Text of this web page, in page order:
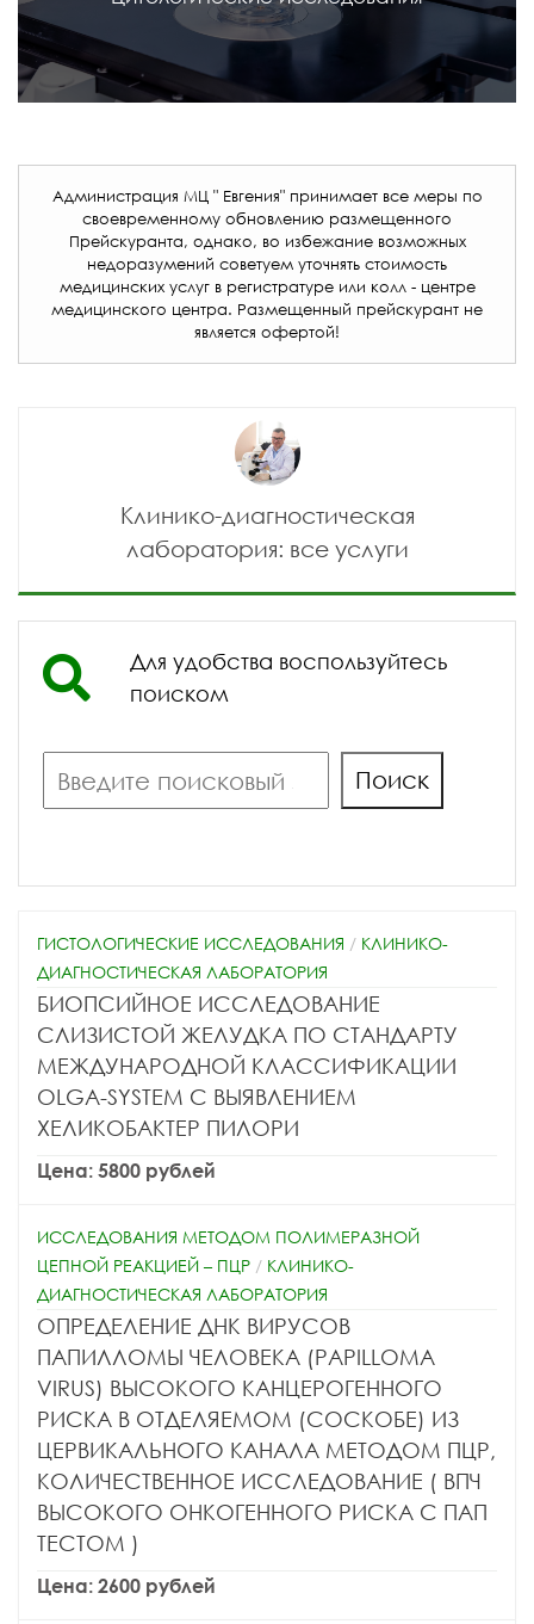
Администрация МЦ " Евгения" принимает все меры по
своевременному обновлению размещенного
Прейскуранта, однако, во избежание возможных
недоразумений советуем уточнять стоимость
медицинских услуг в регистратуре или колл - центре
медицинского центра. Размещенный прейскурант не
является офертой!
Клинико-диагностическая
лаборатория: все услуги
Для удобства воспользуйтесь
поиском
Поиск
ГИСТОЛОГИЧЕСКИЕ ИССЛЕДОВАНИЯ / КЛИНИКО-
ДИАГНОСТИЧЕСКАЯ ЛАБОРАТОРИЯ
БИОПСИЙНОЕ ИССЛЕДОВАНИЕ
СЛИЗИСТОЙ ЖЕЛУДКА ПО СТАНДАРТУ
МЕЖДУНАРОДНОЙ КЛАССИФИКАЦИИ
OLGA-SYSTEM С ВЫЯВЛЕНИЕМ
ХЕЛИКОБАКТЕР ПИЛОРИ
Цена: 5800 рублей
ИССЛЕДОВАНИЯ МЕТОДОМ ПОЛИМЕРАЗНОЙ
ЦЕПНОЙ РЕАКЦИЕЙ – ПЦР / КЛИНИКО-
ДИАГНОСТИЧЕСКАЯ ЛАБОРАТОРИЯ
ОПРЕДЕЛЕНИЕ ДНК ВИРУСОВ
ПАПИЛЛОМЫ ЧЕЛОВЕКА (PAPILLOMA
VIRUS) ВЫСОКОГО КАНЦЕРОГЕННОГО
РИСКА В ОТДЕЛЯЕМОМ (СОСКОБЕ) ИЗ
ЦЕРВИКАЛЬНОГО КАНАЛА МЕТОДОМ ПЦР,
КОЛИЧЕСТВЕННОЕ ИССЛЕДОВАНИЕ ( ВПЧ
ВЫСОКОГО ОНКОГЕННОГО РИСКА С ПАП
ТЕСТОМ )
Цена: 2600 рублей